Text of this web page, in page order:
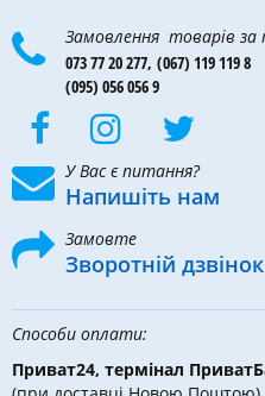
Замовлення товарів
073 77 20 277, (067) 119 119 8
(095) 056 056 9
У Вас є питання?
Напишіть нам
Замовте
Зворотній дзвінок
Способи оплати:
Приват24, термінал